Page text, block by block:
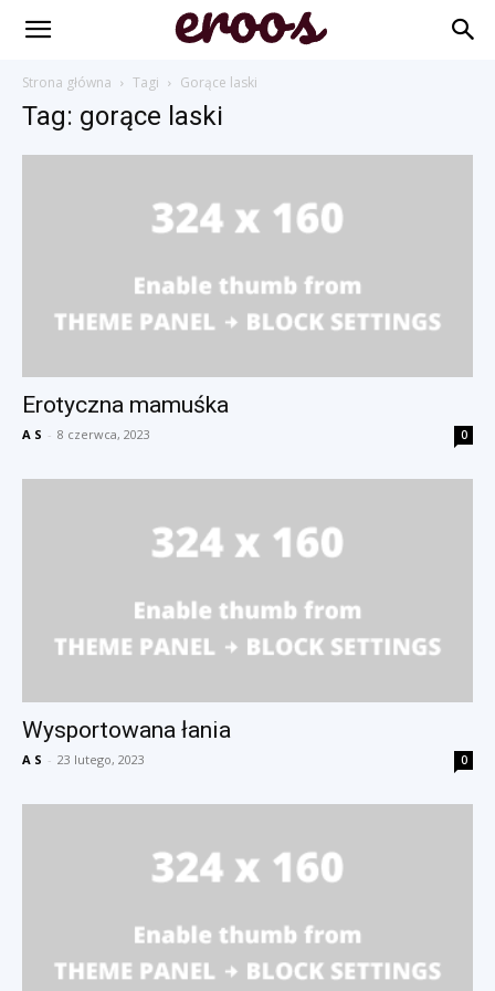
Strona główna Tagi Gorące laski
Tag: gorące laski
Erotyczna mamuśka
A S - 8 czerwca, 2023 0
Wysportowana łania
A S - 23 lutego, 2023 0